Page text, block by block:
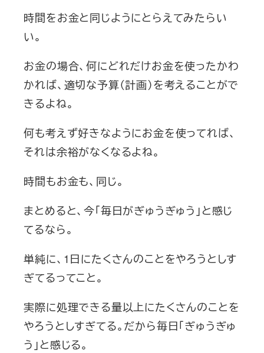
時間をお金と同じようにとらえてみたらい
い。
お金の場合、何にどれだけお金を使ったかわ
かれば、適切な予算（計画）を考えることがで
きるよね。
何も考えず好きなようにお金を使ってれば、
それは余裕がなくなるよね。
時間もお金も、同じ。
まとめると、今「毎日がぎゅうぎゅう」と感じ
てるなら。
単純に、1日にたくさんのことをやろうとしす
ぎてるってこと。
実際に処理できる量以上にたくさんのことを
やろうとしすぎてる。だから毎日「ぎゅうぎゅ
う」と感じる。